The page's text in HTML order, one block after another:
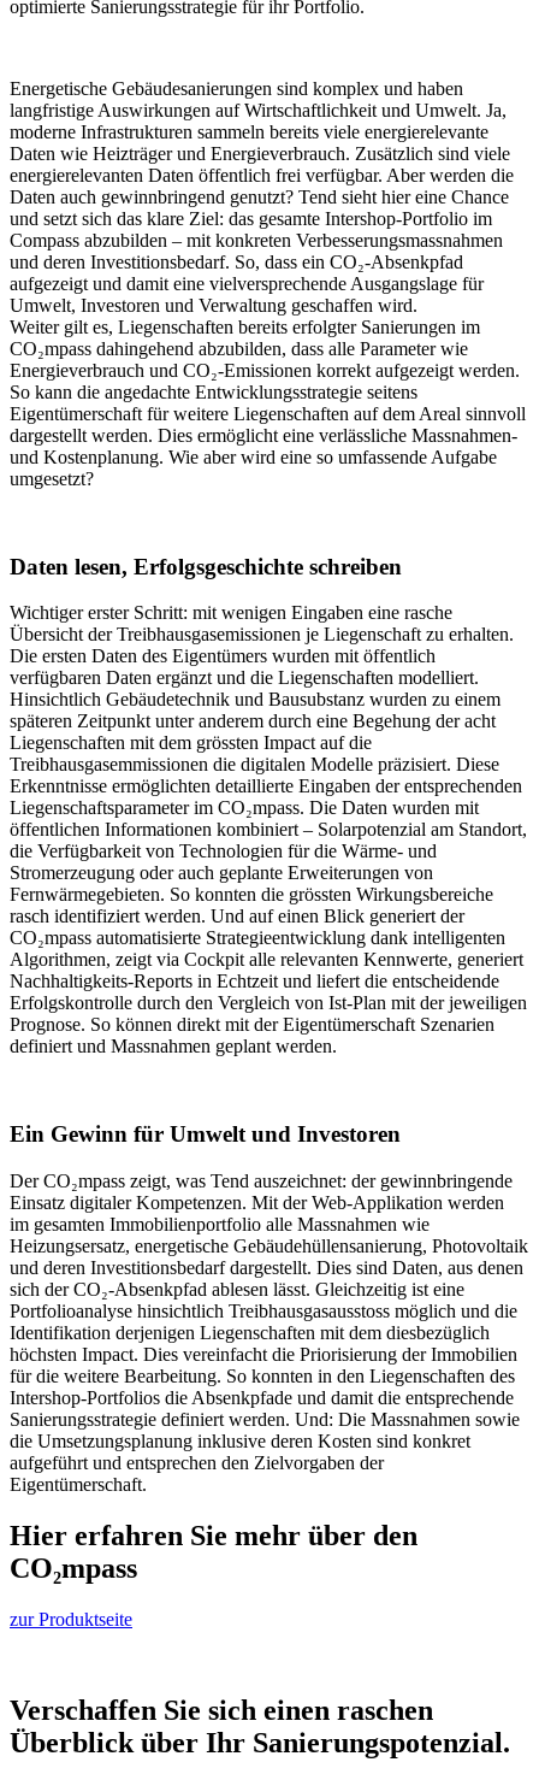
optimierte Sanierungsstrategie für ihr Portfolio.
Energetische Gebäudesanierungen sind komplex und haben
langfristige Auswirkungen auf Wirtschaftlichkeit und Umwelt. Ja,
moderne Infrastrukturen sammeln bereits viele energierelevante
Daten wie Heizträger und Energieverbrauch. Zusätzlich sind viele
energierelevanten Daten öffentlich frei verfügbar. Aber werden die
Daten auch gewinnbringend genutzt? Tend sieht hier eine Chance
und setzt sich das klare Ziel: das gesamte Intershop-Portfolio im
Compass abzubilden – mit konkreten Verbesserungsmassnahmen
und deren Investitionsbedarf. So, dass ein CO₂-Absenkpfad
aufgezeigt und damit eine vielversprechende Ausgangslage für
Umwelt, Investoren und Verwaltung geschaffen wird.
Weiter gilt es, Liegenschaften bereits erfolgter Sanierungen im
CO₂mpass dahingehend abzubilden, dass alle Parameter wie
Energieverbrauch und CO₂-Emissionen korrekt aufgezeigt werden.
So kann die angedachte Entwicklungsstrategie seitens
Eigentümerschaft für weitere Liegenschaften auf dem Areal sinnvoll
dargestellt werden. Dies ermöglicht eine verlässliche Massnahmen-
und Kostenplanung. Wie aber wird eine so umfassende Aufgabe
umgesetzt?
Daten lesen, Erfolgsgeschichte schreiben
Wichtiger erster Schritt: mit wenigen Eingaben eine rasche
Übersicht der Treibhausgasemissionen je Liegenschaft zu erhalten.
Die ersten Daten des Eigentümers wurden mit öffentlich
verfügbaren Daten ergänzt und die Liegenschaften modelliert.
Hinsichtlich Gebäudetechnik und Bausubstanz wurden zu einem
späteren Zeitpunkt unter anderem durch eine Begehung der acht
Liegenschaften mit dem grössten Impact auf die
Treibhausgasemmissionen die digitalen Modelle präzisiert. Diese
Erkenntnisse ermöglichten detaillierte Eingaben der entsprechenden
Liegenschaftsparameter im CO₂mpass. Die Daten wurden mit
öffentlichen Informationen kombiniert – Solarpotenzial am Standort,
die Verfügbarkeit von Technologien für die Wärme- und
Stromerzeugung oder auch geplante Erweiterungen von
Fernwärmegebieten. So konnten die grössten Wirkungsbereiche
rasch identifiziert werden. Und auf einen Blick generiert der
CO₂mpass automatisierte Strategieentwicklung dank intelligenten
Algorithmen, zeigt via Cockpit alle relevanten Kennwerte, generiert
Nachhaltigkeits-Reports in Echtzeit und liefert die entscheidende
Erfolgskontrolle durch den Vergleich von Ist-Plan mit der jeweiligen
Prognose. So können direkt mit der Eigentümerschaft Szenarien
definiert und Massnahmen geplant werden.
Ein Gewinn für Umwelt und Investoren
Der CO₂mpass zeigt, was Tend auszeichnet: der gewinnbringende
Einsatz digitaler Kompetenzen. Mit der Web-Applikation werden
im gesamten Immobilienportfolio alle Massnahmen wie
Heizungsersatz, energetische Gebäudehüllensanierung, Photovoltaik
und deren Investitionsbedarf dargestellt. Dies sind Daten, aus denen
sich der CO₂-Absenkpfad ablesen lässt. Gleichzeitig ist eine
Portfolioanalyse hinsichtlich Treibhausgasausstoss möglich und die
Identifikation derjenigen Liegenschaften mit dem diesbezüglich
höchsten Impact. Dies vereinfacht die Priorisierung der Immobilien
für die weitere Bearbeitung. So konnten in den Liegenschaften des
Intershop-Portfolios die Absenkpfade und damit die entsprechende
Sanierungsstrategie definiert werden. Und: Die Massnahmen sowie
die Umsetzungsplanung inklusive deren Kosten sind konkret
aufgeführt und entsprechen den Zielvorgaben der
Eigentümerschaft.
Hier erfahren Sie mehr über den
CO₂mpass
zur Produktseite
Verschaffen Sie sich einen raschen
Überblick über Ihr Sanierungspotenzial.